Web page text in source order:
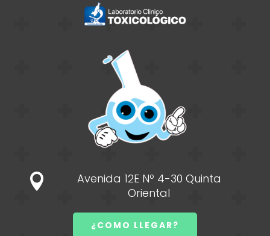

Avenida 12E Nº 4-30 Quinta
Oriental
¿COMO LLEGAR?